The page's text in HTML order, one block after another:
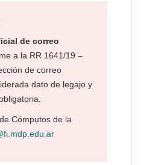
de correo
a la RR 1641/19 –
de correo
dato de legajo y
Cómputos de la